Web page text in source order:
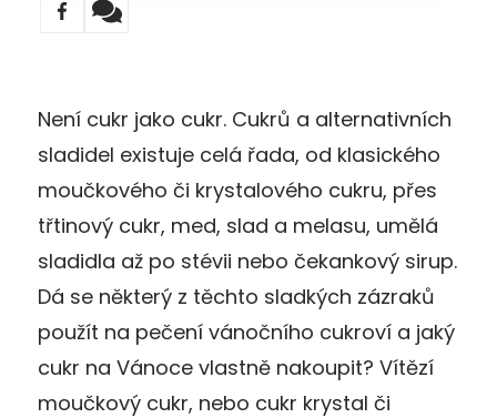
Není cukr jako cukr. Cukrů a alternativních
sladidel existuje celá řada, od klasického
moučkového či krystalového cukru, přes
třtinový cukr, med, slad a melasu, umělá
sladidla až po stévii nebo čekankový sirup.
Dá se některý z těchto sladkých zázraků
použít na pečení vánočního cukroví a jaký
cukr na Vánoce vlastně nakoupit? Vítězí
moučkový cukr, nebo cukr krystal či